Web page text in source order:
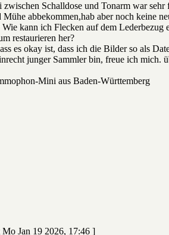
Schalldose und Tonarm war
Mühe abbekommen,hab aber noch keine
Wie kann ich Flecken auf dem
restaurieren her?
es okay ist, dass ich die Bilder so als
junger Sammler bin, freue ich mich.
Mini aus Baden-Württemberg
Mo Jan 19 2026, 17:46 ]